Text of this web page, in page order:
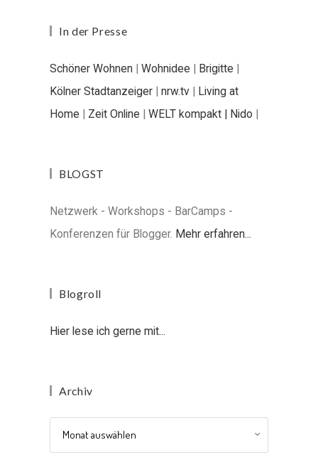
In der Presse
Schöner Wohnen | Wohnidee | Brigitte |
Kölner Stadtanzeiger | nrw.tv | Living at
Home | Zeit Online | WELT kompakt | Nido |
BLOGST
Netzwerk - Workshops - BarCamps -
Konferenzen für Blogger. Mehr erfahren...
Blogroll
Hier lese ich gerne mit...
Archiv